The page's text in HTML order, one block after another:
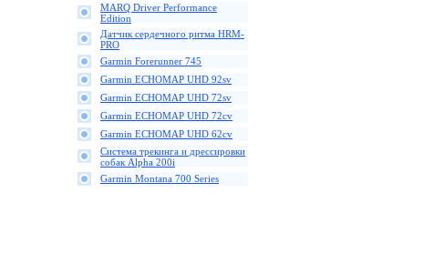
MARQ Driver Performance
Edition
Датчик сердечного ритма HRM-
PRO
Garmin Forerunner 745
Garmin ECHOMAP UHD 92sv
Garmin ECHOMAP UHD 72sv
Garmin ECHOMAP UHD 72cv
Garmin ECHOMAP UHD 62cv
Cистема трекинга и дрессировки
собак Alpha 200i
Garmin Montana 700 Series